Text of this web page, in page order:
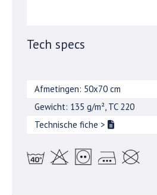
Tech specs
Afmetingen: 50x70 cm
Gewicht: 135 g/m², TC 220
Technische fiche >